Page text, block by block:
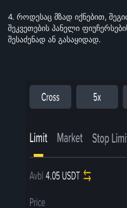
4. როდესაც მზად იქნებით,
შეკვეთების პანელი
შესაძენად ან გასაყიდად.